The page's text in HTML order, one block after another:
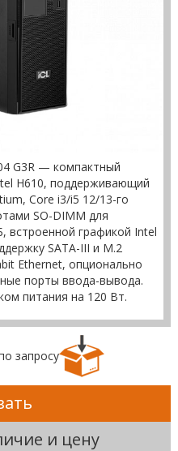
G3R — компактный
H610, поддерживающий
Core i3/i5 12/13-го
SO-DIMM для
встроенной графикой Intel
SATA-III и M.2
Ethernet, опционально
порты ввода-вывода.
питания на 120 Вт.
запросу
и цену